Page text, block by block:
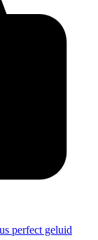
perfect geluid